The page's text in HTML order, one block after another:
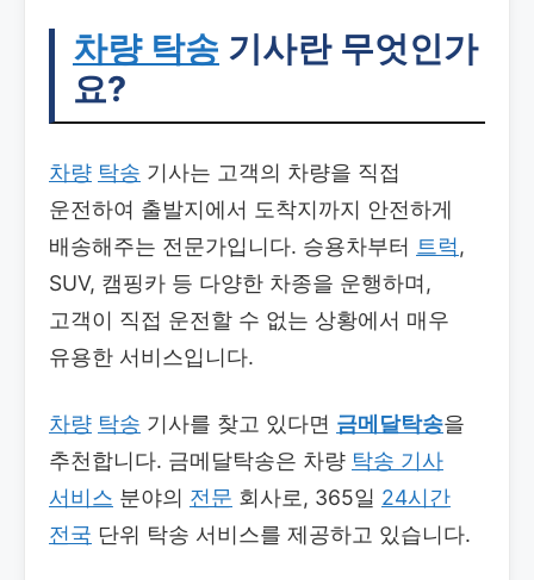
차량 탁송 기사란 무엇인가
요?
차량 탁송 기사는 고객의 차량을 직접
운전하여 출발지에서 도착지까지 안전하게
배송해주는 전문가입니다. 승용차부터 트럭,
SUV, 캠핑카 등 다양한 차종을 운행하며,
고객이 직접 운전할 수 없는 상황에서 매우
유용한 서비스입니다.
차량 탁송 기사를 찾고 있다면 금메달탁송을
추천합니다. 금메달탁송은 차량 탁송 기사
서비스 분야의 전문 회사로, 365일 24시간
전국 단위 탁송 서비스를 제공하고 있습니다.